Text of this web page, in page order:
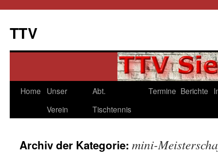
TTV
Springe
Home
Unser
Verein
Abt.
Tischtennis
Termine Berichte
Archiv der Kategorie: mini-